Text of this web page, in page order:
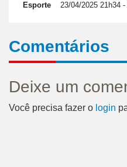
Esporte 23/04/2025 21h34 -
Comentários
Deixe um
Você precisa fazer o login